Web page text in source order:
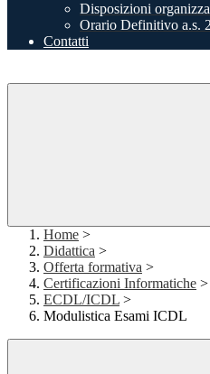
Disposizioni
Orario Definitivo a.s.
Contatti
Home >
Didattica >
Offerta formativa >
Certificazioni Informatiche >
ECDL/ICDL >
Modulistica Esami ICDL